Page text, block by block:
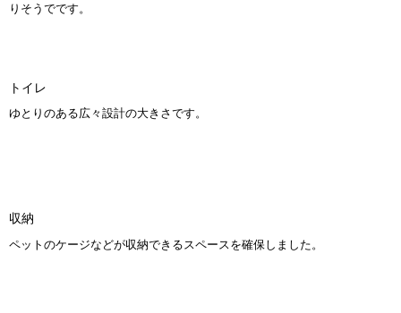
りそうでです。
トイレ
ゆとりのある広々設計の大きさです。
収納
ペットのケージなどが収納できるスペースを確保しました。